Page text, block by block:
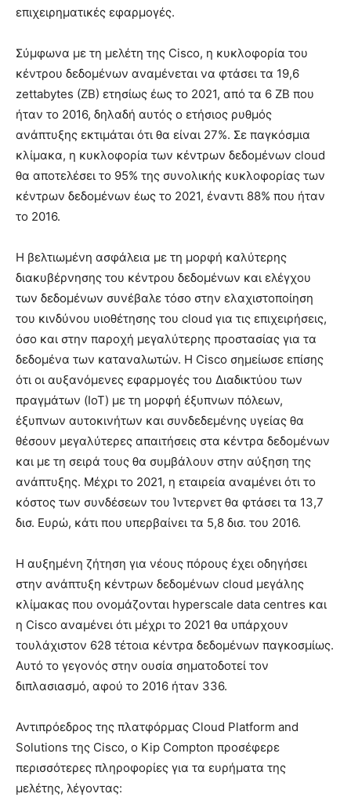
επιχειρηματικές εφαρμογές.
Σύμφωνα με τη μελέτη της Cisco, η κυκλοφορία του
κέντρου δεδομένων αναμένεται να φτάσει τα 19,6
zettabytes (ZB) ετησίως έως το 2021, από τα 6 ZB που
ήταν το 2016, δηλαδή αυτός ο ετήσιος ρυθμός
ανάπτυξης εκτιμάται ότι θα είναι 27%. Σε παγκόσμια
κλίμακα, η κυκλοφορία των κέντρων δεδομένων cloud
θα αποτελέσει το 95% της συνολικής κυκλοφορίας των
κέντρων δεδομένων έως το 2021, έναντι 88% που ήταν
το 2016.
Η βελτιωμένη ασφάλεια με τη μορφή καλύτερης
διακυβέρνησης του κέντρου δεδομένων και ελέγχου
των δεδομένων συνέβαλε τόσο στην ελαχιστοποίηση
του κινδύνου υιοθέτησης του cloud για τις επιχειρήσεις,
όσο και στην παροχή μεγαλύτερης προστασίας για τα
δεδομένα των καταναλωτών. Η Cisco σημείωσε επίσης
ότι οι αυξανόμενες εφαρμογές του Διαδικτύου των
πραγμάτων (IoT) με τη μορφή έξυπνων πόλεων,
έξυπνων αυτοκινήτων και συνδεδεμένης υγείας θα
θέσουν μεγαλύτερες απαιτήσεις στα κέντρα δεδομένων
και με τη σειρά τους θα συμβάλουν στην αύξηση της
ανάπτυξης. Μέχρι το 2021, η εταιρεία αναμένει ότι το
κόστος των συνδέσεων του Ίντερνετ θα φτάσει τα 13,7
δισ. Ευρώ, κάτι που υπερβαίνει τα 5,8 δισ. του 2016.
Η αυξημένη ζήτηση για νέους πόρους έχει οδηγήσει
στην ανάπτυξη κέντρων δεδομένων cloud μεγάλης
κλίμακας που ονομάζονται hyperscale data centres και
η Cisco αναμένει ότι μέχρι το 2021 θα υπάρχουν
τουλάχιστον 628 τέτοια κέντρα δεδομένων παγκοσμίως.
Αυτό το γεγονός στην ουσία σηματοδοτεί τον
διπλασιασμό, αφού το 2016 ήταν 336.
Αντιπρόεδρος της πλατφόρμας Cloud Platform and
Solutions της Cisco, ο Kip Compton προσέφερε
περισσότερες πληροφορίες για τα ευρήματα της
μελέτης, λέγοντας: